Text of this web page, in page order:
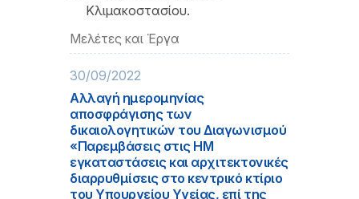
Κλιμακοστασίου.
Μελέτες και Έργα
30/09/2022
Αλλαγή ημερομηνίας
αποσφράγισης των
δικαιολογητικών του Διαγωνισμού
«Παρεμβάσεις στις ΗΜ
εγκαταστάσεις και αρχιτεκτονικές
διαρρυθμίσεις στο κεντρικό κτίριο
του Υπουργείου Υγείας, επί της